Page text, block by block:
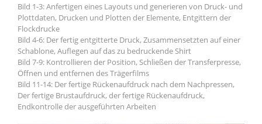
Bild 1-3: Anfertigen eines Layouts und generieren von Druck- und
Plottdaten, Drucken und Plotten der Elemente, Entgittern der
Flockdrucke
Bild 4-6: Der fertig entgitterte Druck, Zusammensetzten auf einer
Schablone, Auflegen auf das zu bedruckende Shirt
Bild 7-9: Kontrollieren der Position, Schließen der Transferpresse,
Öffnen und entfernen des Trägerfilms
Bild 11-14: Der fertige Rückenaufdruck nach dem Nachpressen,
Der fertige Brustaufdruck, der fertige Rückenaufdruck,
Endkontrolle der ausgeführten Arbeiten